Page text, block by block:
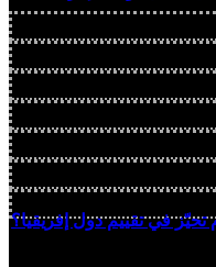
تحيّز في تقييم دول إفريقيا؟